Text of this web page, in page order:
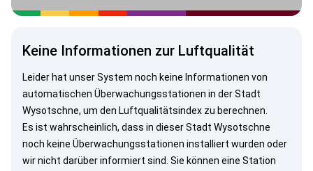
Keine Informationen zur Luftqualität
Leider hat unser System noch keine Informationen von
automatischen Überwachungsstationen in der Stadt
Wysotschne, um den Luftqualitätsindex zu berechnen.
Es ist wahrscheinlich, dass in dieser Stadt Wysotschne
noch keine Überwachungsstationen installiert wurden oder
wir nicht darüber informiert sind. Sie können eine Station